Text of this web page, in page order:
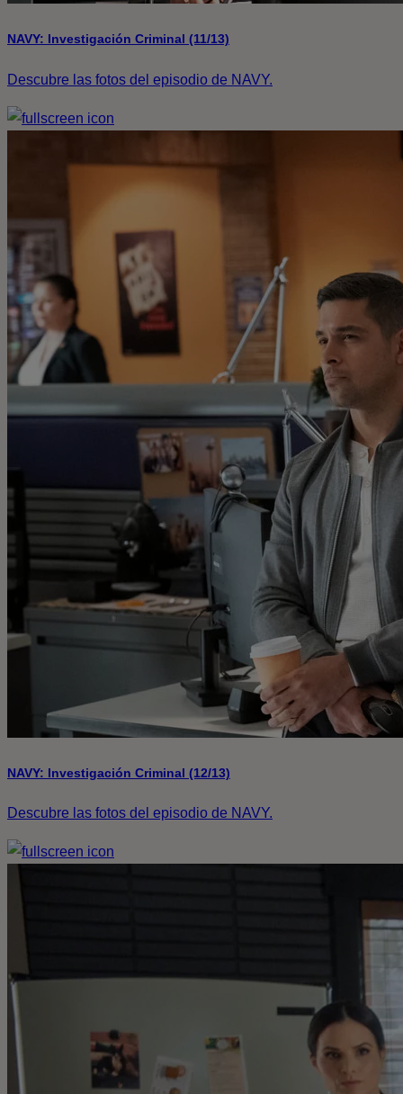
NAVY: Investigación Criminal (11/13)
Descubre las fotos del episodio de NAVY.
NAVY: Investigación Criminal (12/13)
Descubre las fotos del episodio de NAVY.